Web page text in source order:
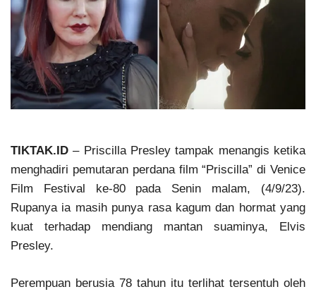
TIKTAK.ID– Priscilla Presley tampak menangis ketika
menghadiri pemutaran perdana film “Priscilla” di Venice
Film Festival ke-80 pada Senin malam, (4/9/23).
Rupanya ia masih punya rasa kagum dan hormat yang
kuat terhadap mendiang mantan suaminya, Elvis
Presley.
Perempuan berusia 78 tahun itu terlihat tersentuh oleh